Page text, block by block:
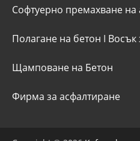
Софтуерно премахване на
Полагане на бетон I Восък
Щамповане на Бетон
Фирма за асфалтиране